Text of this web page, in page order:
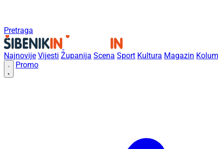
Pretraga
Najnovije Vijesti Županija Scena Sport Kultura Magazin
Promo